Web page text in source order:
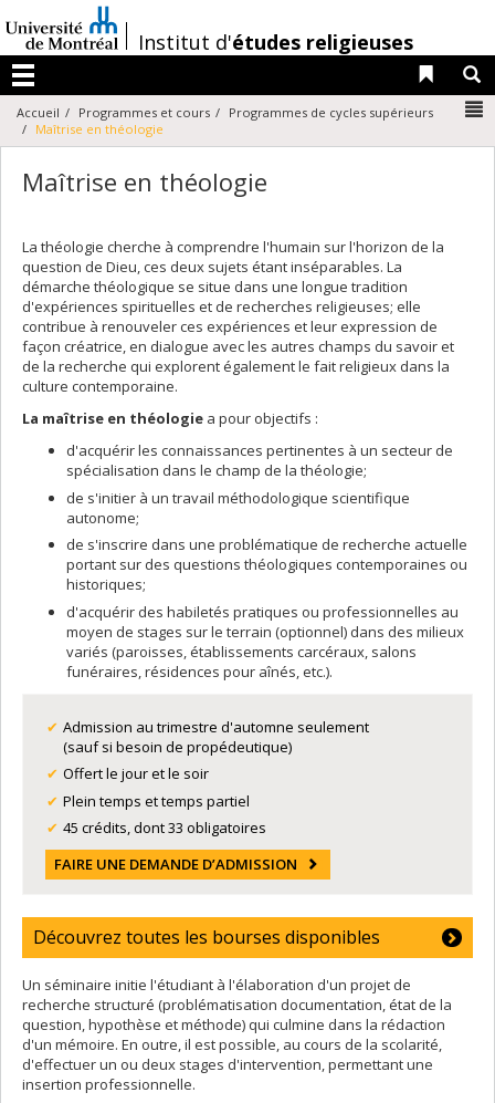
au
contenu
/Institut d'études religieuses
Menu
Liens
Accueil Programmes et cours
Programmes de cycles supérieurs
Maîtrise en théologie
Maîtrise en théologie
La théologie cherche à comprendre l'humain sur l'horizon de la
question de Dieu, ces deux sujets étant inséparables. La
démarche théologique se situe dans une longue tradition
d'expériences spirituelles et de recherches religieuses; elle
contribue à renouveler ces expériences et leur expression de
façon créatrice, en dialogue avec les autres champs du savoir et
de la recherche qui explorent également le fait religieux dans la
culture contemporaine.
La maîtrise en théologie a pour objectifs :
d'acquérir les connaissances pertinentes à un secteur de
spécialisation dans le champ de la théologie;
de s'initier à un travail méthodologique scientifique
autonome;
de s'inscrire dans une problématique de recherche actuelle
portant sur des questions théologiques contemporaines ou
historiques;
d'acquérir des habiletés pratiques ou professionnelles au
moyen de stages sur le terrain (optionnel) dans des milieux
variés (paroisses, établissements carcéraux, salons
funéraires, résidences pour aînés, etc.).
Admission au trimestre d'automne seulement
(sauf si besoin de propédeutique)
Offert le jour et le soir
Plein temps et temps partiel
45 crédits, dont 33 obligatoires
FAIRE UNE DEMANDE D’ADMISSION
Découvrez toutes les bourses disponibles
Un séminaire initie l'étudiant à l'élaboration d'un projet de
recherche structuré (problématisation documentation, état de la
question, hypothèse et méthode) qui culmine dans la rédaction
d'un mémoire. En outre, il est possible, au cours de la scolarité,
d'effectuer un ou deux stages d'intervention, permettant une
insertion professionnelle.